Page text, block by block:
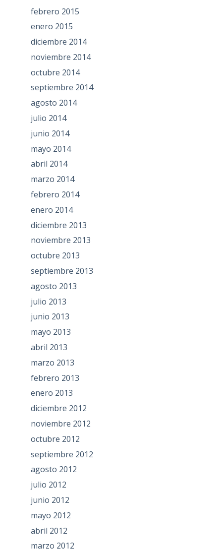
febrero 2015
enero 2015
diciembre 2014
noviembre 2014
octubre 2014
septiembre 2014
agosto 2014
julio 2014
junio 2014
mayo 2014
abril 2014
marzo 2014
febrero 2014
enero 2014
diciembre 2013
noviembre 2013
octubre 2013
septiembre 2013
agosto 2013
julio 2013
junio 2013
mayo 2013
abril 2013
marzo 2013
febrero 2013
enero 2013
diciembre 2012
noviembre 2012
octubre 2012
septiembre 2012
agosto 2012
julio 2012
junio 2012
mayo 2012
abril 2012
marzo 2012